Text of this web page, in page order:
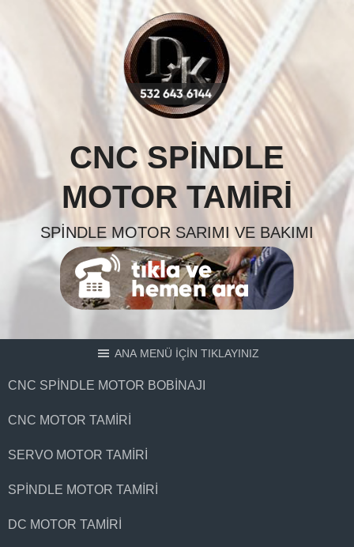
CNC SPINDLE
MOTOR TAMIRI
SPINDLE MOTOR SARIMI VE BAKIMI
ANA MENÜ İÇİN TIKLAYINIZ
CNC SPINDLE MOTOR BOBINAJI
CNC MOTOR TAMIRI
SERVO MOTOR TAMIRI
SPINDLE MOTOR TAMIRI
DC MOTOR TAMIRI